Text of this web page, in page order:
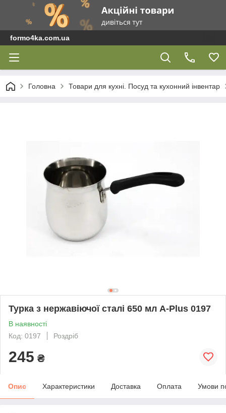
formo4ka.com.ua
Головна Товари для кухні. Посуд та кухонний інвентар
Турка з нержавіючої сталі 650 мл A-Plus 0197
В наявності
Код: 0197
Роздріб
245 ₴
Опис Характеристики Доставка Оплата Умови